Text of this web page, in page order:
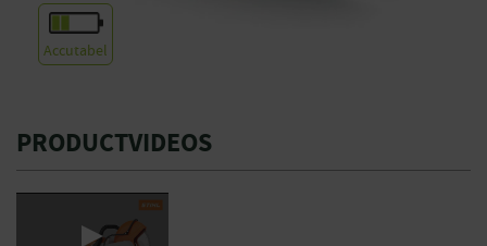
Accutabel
PRODUCTVIDEOS